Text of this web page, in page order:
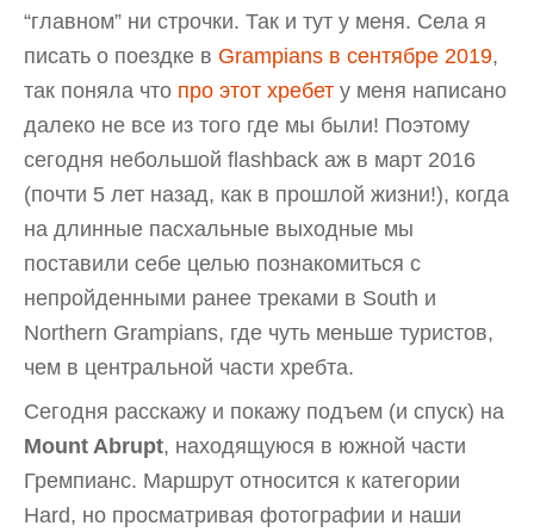
“главном” ни строчки. Так и тут у меня. Села я
писать о поездке в Grampians в сентябре 2019,
так поняла что про этот хребет у меня написано
далеко не все из того где мы были! Поэтому
сегодня небольшой flashback аж в март 2016
(почти 5 лет назад, как в прошлой жизни!), когда
на длинные пасхальные выходные мы
поставили себе целью познакомиться с
непройденными ранее треками в South и
Northern Grampians, где чуть меньше туристов,
чем в центральной части хребта.
Сегодня расскажу и покажу подъем (и спуск) на
Mount Abrupt, находящуюся в южной части
Гремпианс. Маршрут относится к категории
Hard, но просматривая фотографии и наши